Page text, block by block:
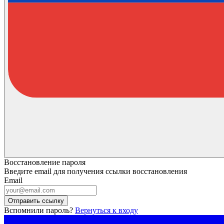
Восстановление пароля
Введите email для получения ссылки восстановления
Email
Отправить ссылку
Вспомнили пароль? Вернуться к входу